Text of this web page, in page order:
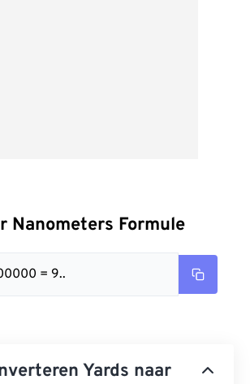
Nanometers Formule
= 9..
Yards naar